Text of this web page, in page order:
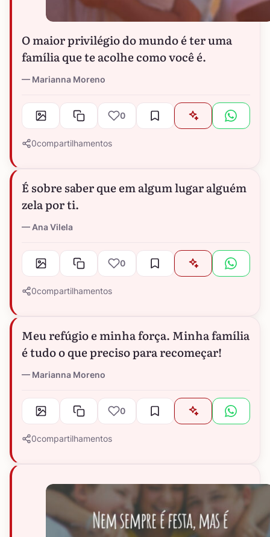
O maior privilégio do mundo é ter uma
família que te acolhe como você é.
Marianna Moreno
0
0compartilhamentos
É sobre saber que em algum lugar alguém
zela por ti.
Ana Vilela
0
0compartilhamentos
Meu refúgio e minha força. Minha família
é tudo o que preciso para recomeçar!
Marianna Moreno
0
0compartilhamentos